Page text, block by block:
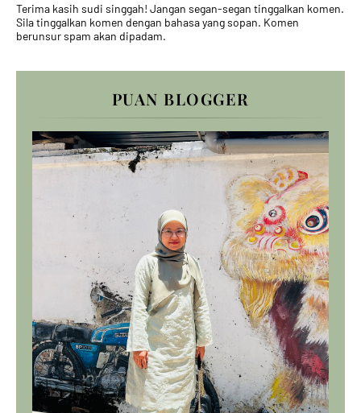
Terima kasih sudi singgah! Jangan segan-segan tinggalkan komen.
Sila tinggalkan komen dengan bahasa yang sopan. Komen
berunsur spam akan dipadam.
PUAN BLOGGER